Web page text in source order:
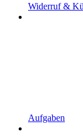
Widerruf &
Aufgaben